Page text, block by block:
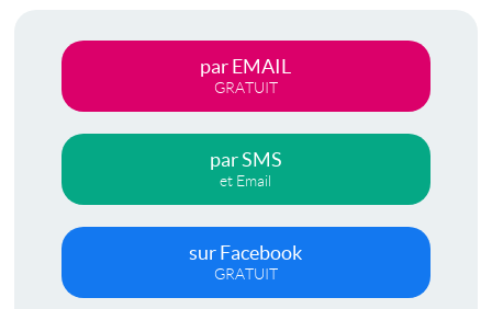
par EMAIL
GRATUIT
par SMS
et Email
sur Facebook
GRATUIT